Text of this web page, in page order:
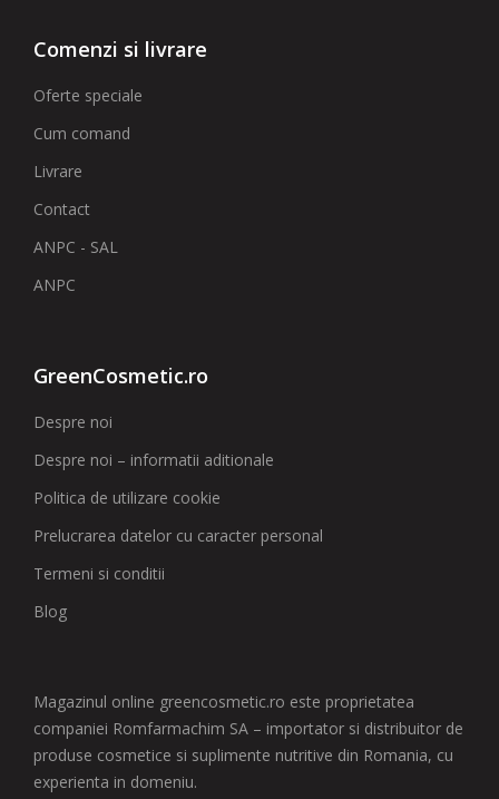
Comenzi si livrare
Oferte speciale
Cum comand
Livrare
Contact
ANPC - SAL
ANPC
GreenCosmetic.ro
Despre noi
Despre noi – informatii aditionale
Politica de utilizare cookie
Prelucrarea datelor cu caracter personal
Termeni si conditii
Blog
Magazinul online greencosmetic.ro este proprietatea
companiei Romfarmachim SA – importator si distribuitor de
produse cosmetice si suplimente nutritive din Romania, cu
experienta in domeniu.